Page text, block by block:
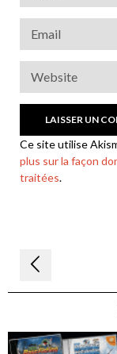
Ce site utilise
plus sur la façon
traitées.
Navigation
de